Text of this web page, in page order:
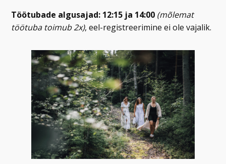
Töötubade algusajad: 12:15 ja 14:00 (mõlemat
töötuba toimub 2x), eel-registreerimine ei ole vajalik.